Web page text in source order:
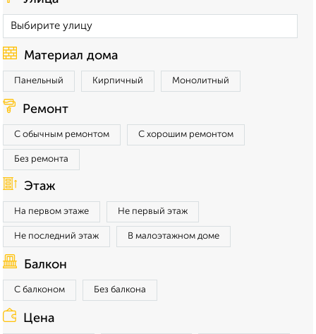
Материал дома
Панельный Кирпичный Монолитный
Ремонт
С обычным ремонтом С хорошим ремонтом
Без ремонта
Этаж
На первом этаже Не первый этаж
Не последний этаж В малоэтажном доме
Балкон
С балконом Без балкона
Цена